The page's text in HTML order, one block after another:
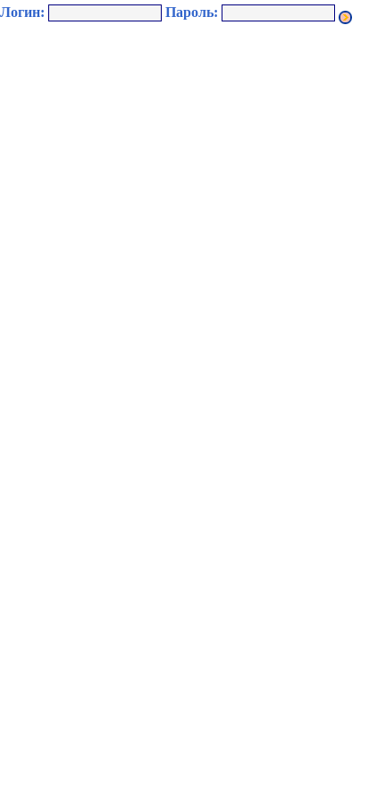
Логин: Пароль: